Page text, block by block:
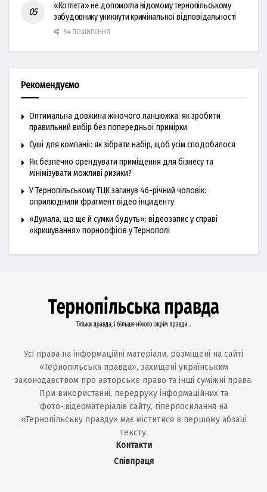
«Котлєта» не допомогла відомому тернопільському
забудовнику уникнути кримінальної відповідальності
54 ПОШИРЕННЯ
Рекомендуємо
Оптимальна довжина жіночого ланцюжка: як зробити
правильний вибір без попередньої примірки
Суші для компанії: як зібрати набір, щоб усім сподобалося
Як безпечно орендувати приміщення для бізнесу та
мінімізувати можливі ризики?
У Тернопільському ТЦК загинув 46-річний чоловік:
оприлюднили фрагмент відео інциденту
«Думала, що ще й сумки будуть»: відеозапис у справі
«кришування» порноофісів у Тернополі
Усі права на інформаційні матеріали, розміщені на сайті
«Тернопільська правда», захищені українським
законодавством про авторське право та інші суміжні права.
При використанні, передруку інформаційних та
фото-,відеоматеріалів сайту, гіперпосилання на
«Тернопільську правду» має міститися в першому абзаці
тексту.
Контакти
Співпраця